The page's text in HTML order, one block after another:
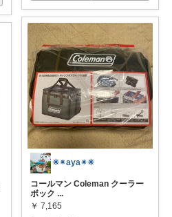
✳︎✴︎aya✴︎✳︎
コールマン Coleman クーラー
ボック ...
￥ 7,165